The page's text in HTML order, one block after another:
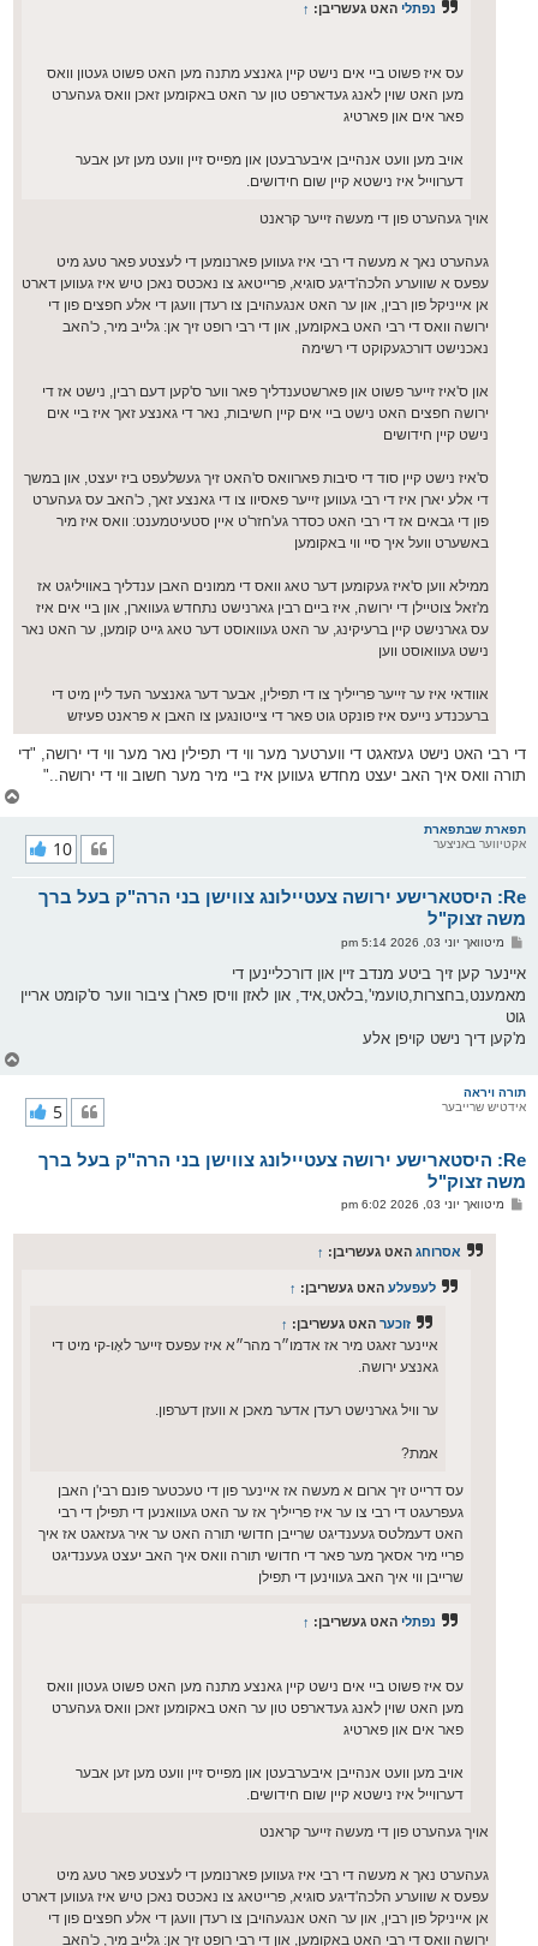
נפתלי האט געשריבן: ↑
עס איז פשוט ביי אים נישט קיין גאנצע מתנה מען האט פשוט געטון וואס
מען האט שוין לאנג געדארפט טון ער האט באקומען זאכן וואס געהערט
פאר אים און פארטיג
אויב מען וועט אנהייבן איבערבעטן און מפייס זיין וועט מען זען אבער
דערווייל איז נישטא קיין שום חידושים.
אויך געהערט פון די מעשה זייער קראנט
געהערט נאך א מעשה די רבי איז געווען פארנומען די לעצטע פאר טעג מיט
עפעס א שווערע הלכה'דיגע סוגיא, פרייטאג צו נאכטס נאכן טיש איז געווען דארט
אן אייניקל פון רבין, און ער האט אנגעהויבן צו רעדן וועגן די אלע חפצים פון די
ירושה וואס די רבי האט באקומען, און די רבי רופט זיך אן: גלייב מיר, כ'האב
נאכנישט דורכגעקוקט די רשימה
און ס'איז זייער פשוט און פארשטענדליך פאר ווער ס'קען דעם רבין, נישט אז די
ירושה חפצים האט נישט ביי אים קיין חשיבות, נאר די גאנצע זאך איז ביי אים
נישט קיין חידושים
ס'איז נישט קיין סוד די סיבות פארוואס ס'האט זיך געשלעפט ביז יעצט, און במשך
די אלע יארן איז די רבי געווען זייער פאסיוו צו די גאנצע זאך, כ'האב עס געהערט
פון די גבאים אז די רבי האט כסדר גע'חזר'ט איין סטעיטמענט: וואס איז מיר
באשערט וועל איך סיי ווי באקומען
ממילא ווען ס'איז געקומען דער טאג וואס די ממונים האבן ענדליך באוויליגט אז
מ'זאל צוטיילן די ירושה, איז ביים רבין גארנישט נתחדש געווארן, און ביי אים איז
עס גארנישט קיין ברעיקינג, ער האט געוואוסט דער טאג גייט קומען, ער האט נאר
נישט געוואוסט ווען
אוודאי איז ער זייער פרייליך צו די תפילין, אבער דער גאנצער העד ליין מיט די
ברעכנדע נייעס איז פונקט גוט פאר די צייטונגען צו האבן א פראנט פעיזש
די רבי האט נישט געזאגט די ווערטער מער ווי די תפילין נאר מער ווי די ירושה, "די
תורה וואס איך האב יעצט מחדש געווען איז ביי מיר מער חשוב ווי די ירושה.."
תפארת שבתפארת
אקטיווער באניצער
Re: היסטארישע ירושה צעטיילונג צווישן בני הרה"ק בעל ברך
משה זצוק"ל
10
פ
ו
ט
מיטוואך יוני 03, 2026 5:14 pm
איינער קען זיך ביטע מנדב זיין און דורכליינען די
מאמענט,בחצרות,טועמי',בלאט,איד, און לאזן וויסן פאר'ן ציבור ווער ס'קומט אריין
גוט
מ'קען דיך נישט קויפן אלע
תורה ויראה
אידטיש שרייבער
Re: היסטארישע ירושה צעטיילונג צווישן בני הרה"ק בעל ברך
משה זצוק"ל
5
פמיטוואך יוני 03, 2026 6:02 pm
אסרוחג האט געשריבן: ↑
לעפעלע האט געשריבן: ↑
זוכער האט געשריבן: ↑
איינער זאגט מיר אז אדמו״ר מהר״א איז עפעס זייער לאָו-קי מיט די
גאנצע ירושה.
ער וויל גארנישט רעדן אדער מאכן א וועזן דערפון.
אמת?
עס דרייט זיך ארום א מעשה אז איינער פון די טעכטער פונם רבי'ן האבן
געפרעגט די רבי צו ער איז פרייליך אז ער האט געוואנען די תפילן די רבי
האט דעמלטס געענדיגט שרייבן חדושי תורה האט ער איר געזאגט אז איך
פריי מיר אסאך מער פאר די חדושי תורה וואס איך האב יעצט געענדיגט
שרייבן ווי איך האב געווינען די תפילן
נפתלי האט געשריבן: ↑
עס איז פשוט ביי אים נישט קיין גאנצע מתנה מען האט פשוט געטון וואס
מען האט שוין לאנג געדארפט טון ער האט באקומען זאכן וואס געהערט
פאר אים און פארטיג
אויב מען וועט אנהייבן איבערבעטן און מפייס זיין וועט מען זען אבער
דערווייל איז נישטא קיין שום חידושים.
אויך געהערט פון די מעשה זייער קראנט
געהערט נאך א מעשה די רבי איז געווען פארנומען די לעצטע פאר טעג מיט
עפעס א שווערע הלכה'דיגע סוגיא, פרייטאג צו נאכטס נאכן טיש איז געווען דארט
אן אייניקל פון רבין, און ער האט אנגעהויבן צו רעדן וועגן די אלע חפצים פון די
ירושה וואס די רבי האט באקומען, און די רבי רופט זיך אן: גלייב מיר, כ'האב